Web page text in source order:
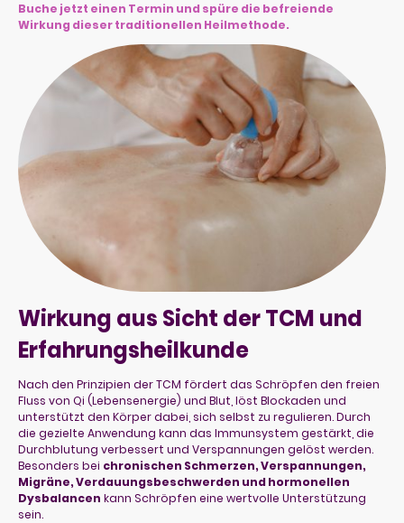
Buche jetzt einen Termin und spüre die befreiende
Wirkung dieser traditionellen Heilmethode.
Wirkung aus Sicht der TCM und
Erfahrungsheilkunde
Nach den Prinzipien der TCM fördert das Schröpfen den freien
Fluss von Qi (Lebensenergie) und Blut, löst Blockaden und
unterstützt den Körper dabei, sich selbst zu regulieren. Durch
die gezielte Anwendung kann das Immunsystem gestärkt, die
Durchblutung verbessert und Verspannungen gelöst werden.
Besonders bei chronischen Schmerzen, Verspannungen,
Migräne, Verdauungsbeschwerden und hormonellen
Dysbalancen kann Schröpfen eine wertvolle Unterstützung
sein.